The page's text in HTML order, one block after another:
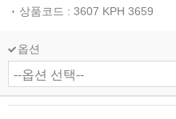
상품코드 : 3607 KPH 3659
옵션